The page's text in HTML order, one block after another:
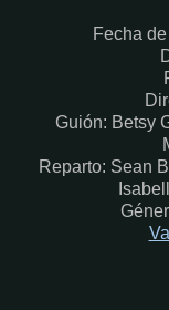
Fecha
Guión: Betsy
Reparto: Sean